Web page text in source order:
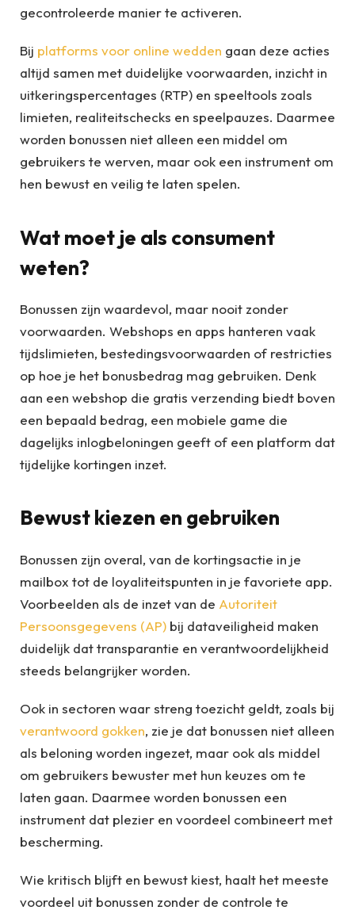
gecontroleerde manier te activeren.
Bij platforms voor online wedden gaan deze acties
altijd samen met duidelijke voorwaarden, inzicht in
uitkeringspercentages (RTP) en speeltools zoals
limieten, realiteitschecks en speelpauzes. Daarmee
worden bonussen niet alleen een middel om
gebruikers te werven, maar ook een instrument om
hen bewust en veilig te laten spelen.
Wat moet je als consument
weten?
Bonussen zijn waardevol, maar nooit zonder
voorwaarden. Webshops en apps hanteren vaak
tijdslimieten, bestedingsvoorwaarden of restricties
op hoe je het bonusbedrag mag gebruiken. Denk
aan een webshop die gratis verzending biedt boven
een bepaald bedrag, een mobiele game die
dagelijks inlogbeloningen geeft of een platform dat
tijdelijke kortingen inzet.
Bewust kiezen en gebruiken
Bonussen zijn overal, van de kortingsactie in je
mailbox tot de loyaliteitspunten in je favoriete app.
Voorbeelden als de inzet van de Autoriteit
Persoonsgegevens (AP) bij dataveiligheid maken
duidelijk dat transparantie en verantwoordelijkheid
steeds belangrijker worden.
Ook in sectoren waar streng toezicht geldt, zoals bij
verantwoord gokken, zie je dat bonussen niet alleen
als beloning worden ingezet, maar ook als middel
om gebruikers bewuster met hun keuzes om te
laten gaan. Daarmee worden bonussen een
instrument dat plezier en voordeel combineert met
bescherming.
Wie kritisch blijft en bewust kiest, haalt het meeste
voordeel uit bonussen zonder de controle te